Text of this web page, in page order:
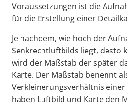
Voraussetzungen ist die
für die Erstellung einer
Je nachdem, wie hoch der
Senkrechtluftbilds liegt, desto
wird der Maßstab der später
Karte. Der Maßstab benennt
Verkleinerungsverhältnis einer
haben Luftbild und Karte den